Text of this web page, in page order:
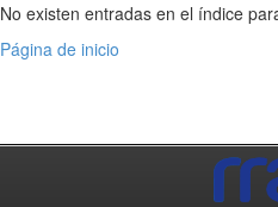
No existen entradas en el índice
Página de inicio